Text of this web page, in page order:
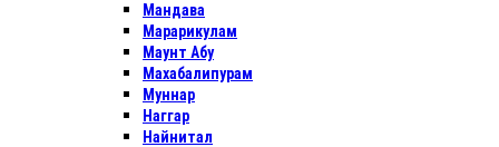
Мандава
Марарикулам
Маунт Абу
Махабалипурам
Муннар
Наггар
Найнитал